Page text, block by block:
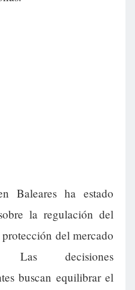
Baleares ha estado
la regulación del
del mercado
Las decisiones
buscan equilibrar el